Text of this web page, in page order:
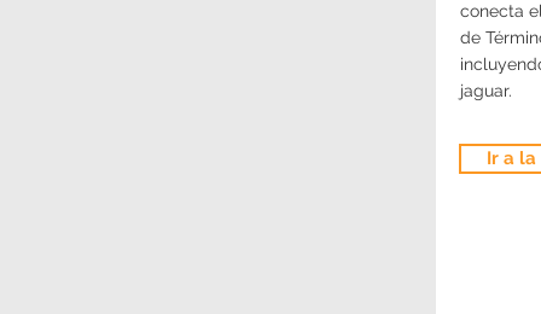
conecta
de
jaguar.
Ir a